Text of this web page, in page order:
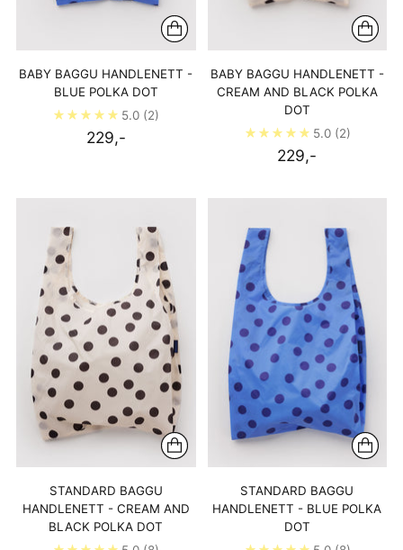
BABY BAGGU HANDLENETT -
BLUE POLKA DOT
5.0 (2)
229,-
BABY BAGGU HANDLENETT -
CREAM AND BLACK POLKA
DOT
5.0 (2)
229,-
STANDARD BAGGU
HANDLENETT - CREAM AND
BLACK POLKA DOT
STANDARD BAGGU
HANDLENETT - BLUE POLKA
DOT